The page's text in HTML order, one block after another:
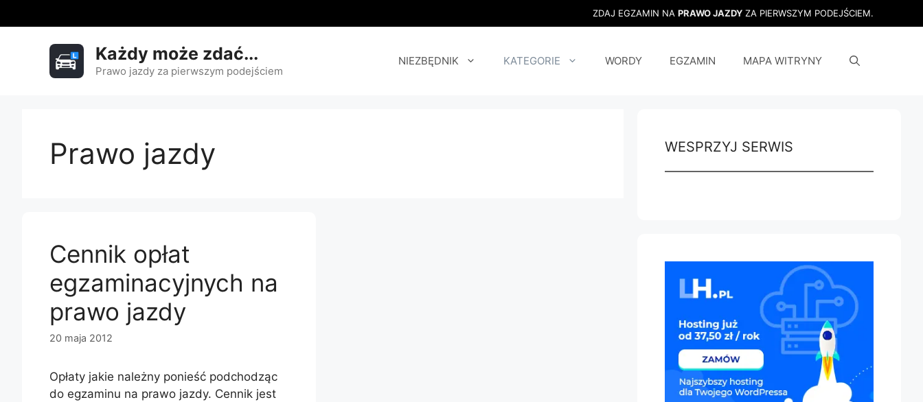
do
ZDAJ EGZAMIN NA PRAWO JAZDY ZA PIERWSZYM PODEJŚCIEM.
Każdy może zdać...
Prawo jazdy za pierwszym podejściem
NIEZBĘDNIK KATEGORIE WORDY EGZAMIN MAPA WITRYNY
Prawo jazdy
Cennik opłat
egzaminacyjnych na
prawo jazdy
20 maja 2012
Opłaty jakie należny ponieść podchodząc
do egzaminu na prawo jazdy. Cennik jest
WESPRZYJ SERWIS